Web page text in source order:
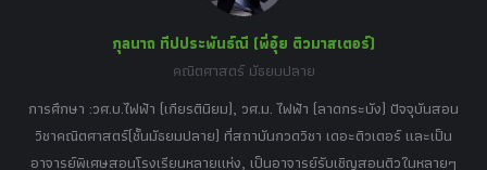
กุลนาถ ทีปประพันธ์ณี (พี่อุ๋ย ติวมาสเตอร์)
คณิตศาสตร์ มัธยมปลาย
การศึกษา :วศ.บ.ไฟฟ้า (เกียรตินิยม), วศ.ม. ไฟฟ้า (ลาดกระบัง) ปัจจุบันสอน
วิชาคณิตศาสตร์(ชั้นมัธยมปลาย) ที่สถาบันกวดวิชา เดอะติวเตอร์ และเป็น
อาจารย์พิเศษสอนโรงเรียนหลายแห่ง, เป็นอาจารย์รับเชิญสอนติวในหลายๆ